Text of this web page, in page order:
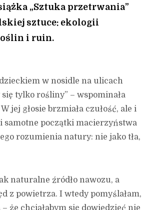
„Sztuka przetrwania”
sztuce: ekologii
i ruin.
dzieckiem w nosidle na ulicach
tylko rośliny” – wspominała
jej głosie brzmiała czułość, ale i
samotne początki macierzyństwa
rozumienia natury: nie jako tła,
naturalne źródło nawozu, a
z powietrza. I wtedy pomyślałam,
że chciałabym się dowiedzieć nie